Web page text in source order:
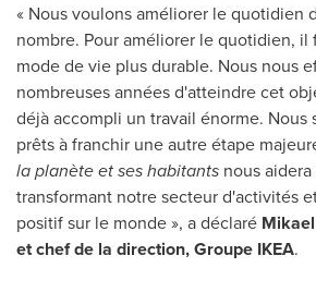
« Nous voulons améliorer le quotidien
nombre. Pour améliorer le quotidien, il
mode de vie plus durable. Nous nous
nombreuses années d'atteindre cet
déjà accompli un travail énorme. Nous
prêts à franchir une autre étape
la planète et ses habitants nous
transformant notre secteur d'activités
positif sur le monde », a déclaré
et chef de la direction, Groupe IKEA.